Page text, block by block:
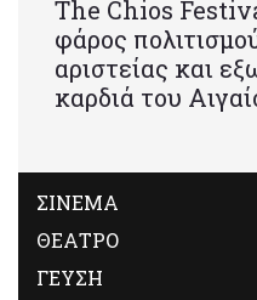
Τhe Chios
φάρος
αριστείας και
καρδιά του
ΣΙΝΕΜΑ
ΘΕΑΤΡΟ
ΓΕΥΣΗ